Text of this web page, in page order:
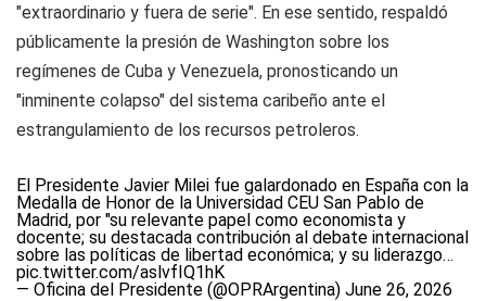
"extraordinario y fuera de serie". En ese sentido, respaldó
públicamente la presión de Washington sobre los
regímenes de Cuba y Venezuela, pronosticando un
"inminente colapso" del sistema caribeño ante el
estrangulamiento de los recursos petroleros.
El Presidente Javier Milei fue galardonado en España con la
Medalla de Honor de la Universidad CEU San Pablo de
Madrid, por "su relevante papel como economista y
docente; su destacada contribución al debate internacional
sobre las políticas de libertad económica; y su liderazgo…
pic.twitter.com/aslvfIQ1hK
— Oficina del Presidente (@OPRArgentina) June 26, 2026